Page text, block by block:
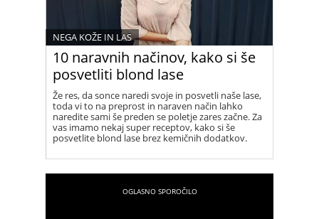
10 naravnih načinov, kako si še
posvetliti blond lase
NEGA KOŽE IN LAS
Že res, da sonce naredi svoje in posvetli naše lase,
toda vi to na preprost in naraven način lahko
naredite sami še preden se poletje zares začne. Za
vas imamo nekaj super receptov, kako si še
posvetlite blond lase brez kemičnih dodatkov.